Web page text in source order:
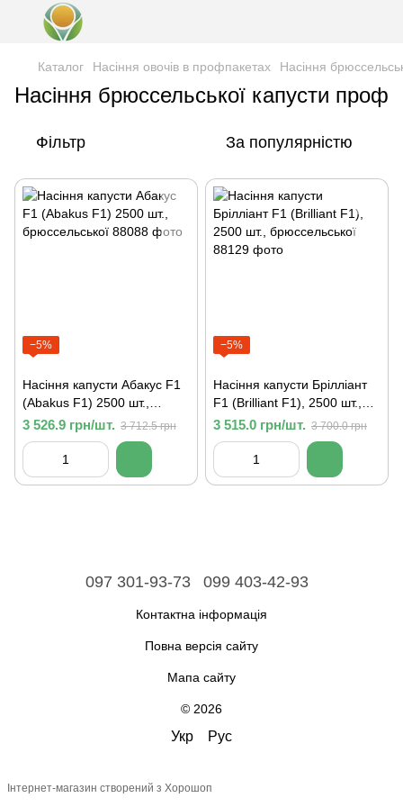
Каталог Насіння овочів в профпакетах Насіння
Насіння брюссельської капусти проф
Фільтр За популярністю
−5%
Насіння капусти Абакус F1
(Abakus F1) 2500 шт.,
брюссельської
3 526.9 грн/шт. 3 712.5 грн
−5%
Насіння капусти Брілліант
F1 (Brilliant F1), 2500 шт.,
брюссельської
3 515.0 грн/шт. 3 700.0 грн
097 301-93-73 099 403-42-93
Контактна інформація
Повна версія сайту
Мапа сайту
© 2026
Укр Рус
Інтернет-магазин створений з Хорошоп